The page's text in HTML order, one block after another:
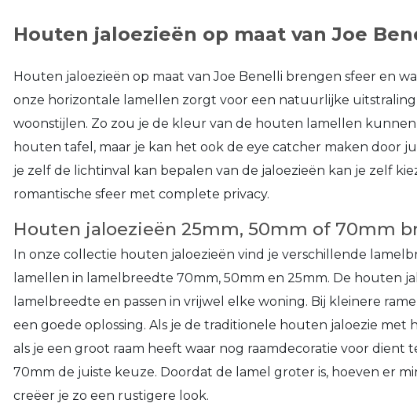
Houten jaloezieën op maat van Joe
Houten jaloezieën op maat van Joe Benelli brengen sfeer en
onze horizontale lamellen zorgt voor een natuurlijke
woonstijlen. Zo zou je de kleur van de houten lamellen
houten tafel, maar je kan het ook de eye catcher maken door
je zelf de lichtinval kan bepalen van de jaloezieën kan je zelf
romantische sfeer met complete privacy.
Houten jaloezieën 25mm, 50mm of 70mm
In onze collectie houten jaloezieën vind je verschillende
lamellen in lamelbreedte 70mm, 50mm en 25mm. De houten
lamelbreedte en passen in vrijwel elke woning. Bij kleinere
een goede oplossing. Als je de traditionele houten jaloezie
als je een groot raam heeft waar nog raamdecoratie voor dient
70mm de juiste keuze. Doordat de lamel groter is, hoeven er
creëer je zo een rustigere look.